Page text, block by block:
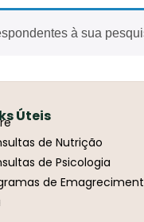
à sua
Úteis
de Nutrição
de Psicologia
de